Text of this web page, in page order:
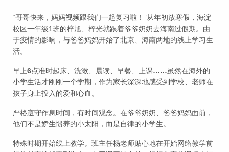
“哥哥快来，妈妈视频跟我们一起复习啦！”从年初放寒假，海淀
校区一年级1班的梓旭、梓光就跟着爷爷奶奶去海南过假期。由
于疫情的影响，与爸爸妈妈开始了北京、海南两地的线上学习生
活。
早上6点准时起床、洗漱、晨读、早餐、上课……虽然在海外的
小学生活才刚刚一个学期，作为家长深深地感受到学校、老师在
孩子身上投入的爱和心血。
严格遵守作息时间，有时间观念。在爷爷奶奶、爸爸妈妈面前，
他们不是娇生惯养的小太阳，而是自律的小学生。
特殊时期开始线上教学。班主任杨老师贴心地在开始网络教学前